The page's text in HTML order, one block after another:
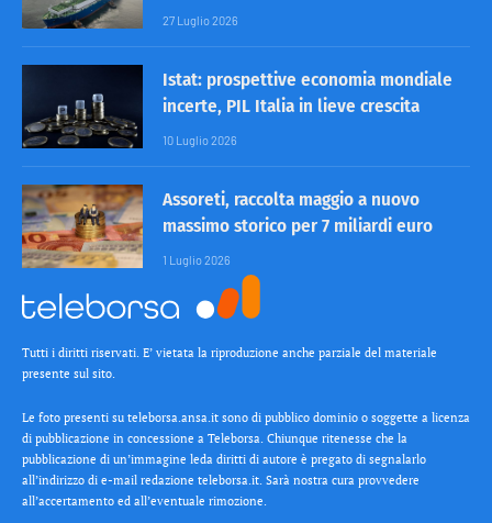
27 Luglio 2026
Istat: prospettive economia mondiale
incerte, PIL Italia in lieve crescita
10 Luglio 2026
Assoreti, raccolta maggio a nuovo
massimo storico per 7 miliardi euro
1 Luglio 2026
Tutti i diritti riservati. E’ vietata la riproduzione anche parziale del materiale
presente sul sito.
Le foto presenti su teleborsa.ansa.it sono di pubblico dominio o soggette a licenza
di pubblicazione in concessione a Teleborsa. Chiunque ritenesse che la
pubblicazione di un’immagine leda diritti di autore è pregato di segnalarlo
all’indirizzo di e-mail redazione teleborsa.it. Sarà nostra cura provvedere
all’accertamento ed all’eventuale rimozione.